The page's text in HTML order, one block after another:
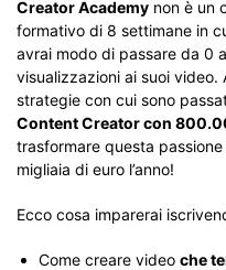
Creator Academy non è un
formativo di 8 settimane in
avrai modo di passare da 0
visualizzazioni ai suoi video.
strategie con cui sono
Content Creator con
trasformare questa
migliaia di euro l’anno!
Ecco cosa imparerai
Come creare video che